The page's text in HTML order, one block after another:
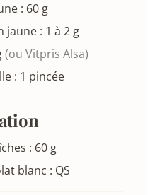
: 60 g
jaune : 1 à 2 g
(ou Vitpris Alsa)
: 1 pincée
: 60 g
blanc : QS